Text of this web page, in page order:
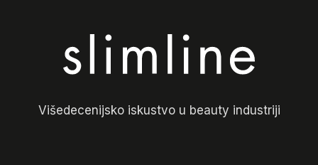
Višedecenijsko iskustvo u beauty industriji